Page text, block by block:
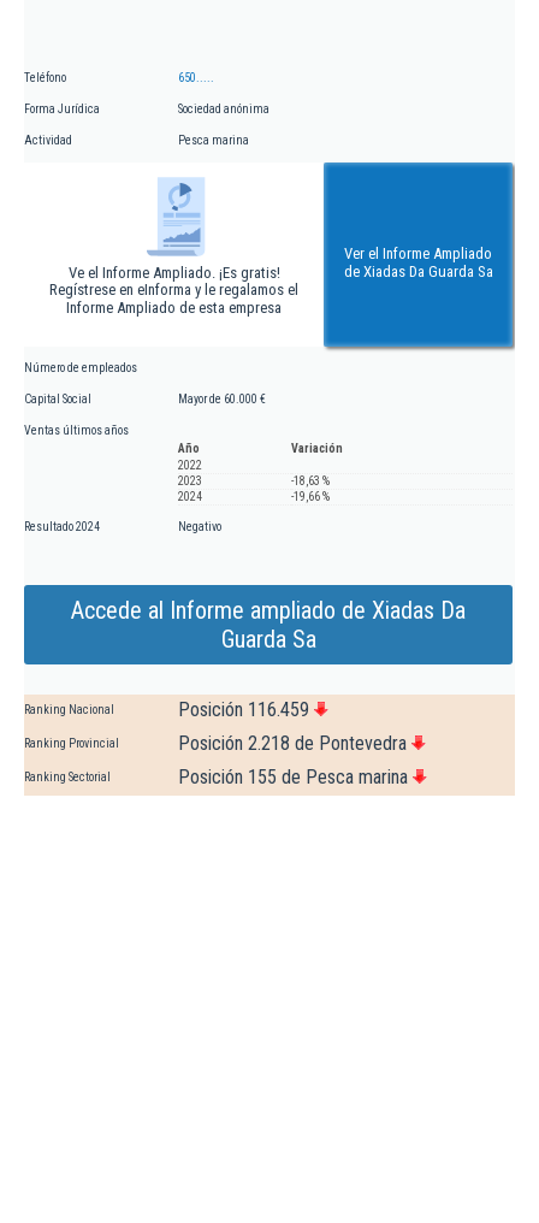
Teléfono 650.....
Forma Jurídica Sociedad anónima
Actividad Pesca marina
Ve el Informe Ampliado. ¡Es gratis!
Regístrese en eInforma y le regalamos el
Informe Ampliado de esta empresa
Ver el Informe Ampliado
de Xiadas Da Guarda Sa
Número de empleados
Capital Social Mayor de 60.000 €
Ventas últimos años
Año
Variación
2022
2023
-18,63 %
2024
-19,66 %
Resultado 2024 Negativo
Accede al Informe ampliado de Xiadas Da
Guarda Sa
Ranking Nacional Posición 116.459
Ranking Provincial Posición 2.218 de Pontevedra
Ranking Sectorial Posición 155 de Pesca marina